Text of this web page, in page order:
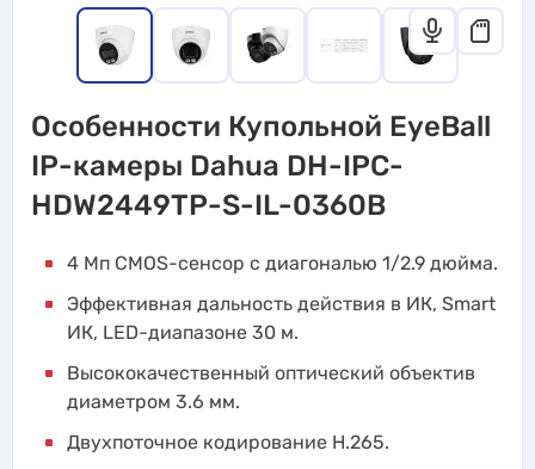
Особенности Купольной EyeBall
IP-камеры Dahua DH-IPC-
HDW2449TP-S-IL-0360B
4 Мп CMOS-сенсор с диагональю 1/2.9 дюйма.
Эффективная дальность действия в ИК, Smart
ИК, LED-диапазоне 30 м.
Высококачественный оптический объектив
диаметром 3.6 мм.
Двухпоточное кодирование H.265.